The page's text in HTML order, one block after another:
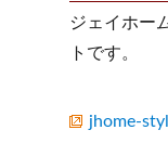
ジェイホー
トです。
jhome-